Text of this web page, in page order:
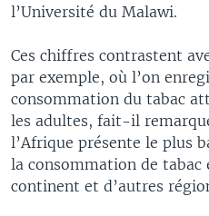
l’Université du Malawi.
Ces chiffres contrastent
par exemple, où l’on
consommation du tabac
les adultes, fait-il
l’Afrique présente le plus
la consommation de tabac
continent et d’autres